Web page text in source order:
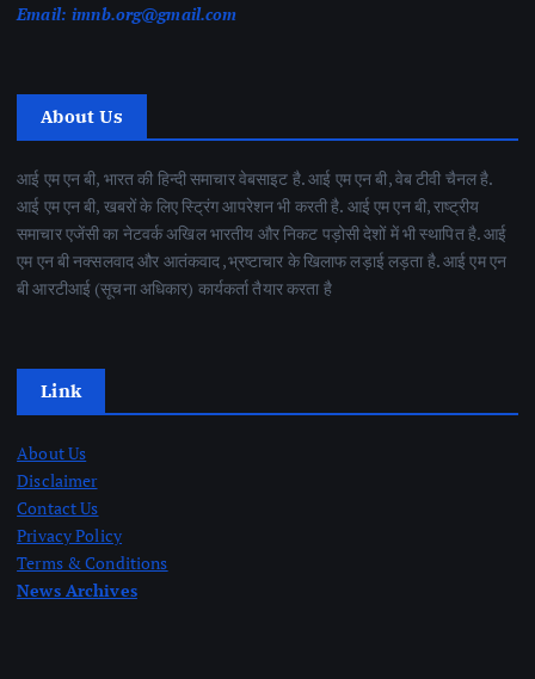
Email: imnb.org@gmail.com
About Us
आई एम एन बी, भारत की हिन्दी समाचार वेबसाइट है. आई एम एन बी, वेब टीवी चैनल है.
आई एम एन बी, खबरों के लिए स्ट्रिंग आपरेशन भी करती है. आई एम एन बी, राष्ट्रीय
समाचार एजेंसी का नेटवर्क अखिल भारतीय और निकट पड़ोसी देशों में भी स्थापित है. आई
एम एन बी नक्सलवाद और आतंकवाद ,भ्रष्टाचार के खिलाफ लड़ाई लड़ता है. आई एम एन
बी आरटीआई (सूचना अधिकार) कार्यकर्ता तैयार करता है
Link
About Us
Disclaimer
Contact Us
Privacy Policy
Terms & Conditions
News Archives